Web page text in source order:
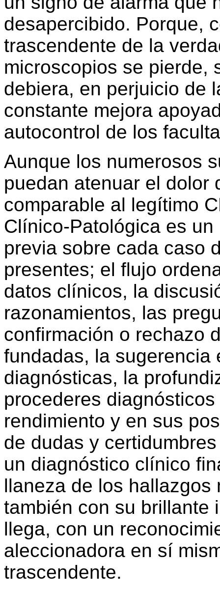
desapercibido. Porque,
trascendente de la
microscopios se pierde,
debiera, en perjuicio de
constante mejora
autocontrol de los
Aunque los numerosos
puedan atenuar el dolor
comparable al legítimo
Clínico-Patológica es
previa sobre cada caso
presentes; el flujo
datos clínicos, la
razonamientos, las
confirmación o rechazo
fundadas, la sugerencia
diagnósticas, la
procederes
rendimiento y en sus
de dudas y
un diagnóstico clínico
llaneza de los hallazgos
también con su brillante
llega, con un
aleccionadora en sí
trascendente.